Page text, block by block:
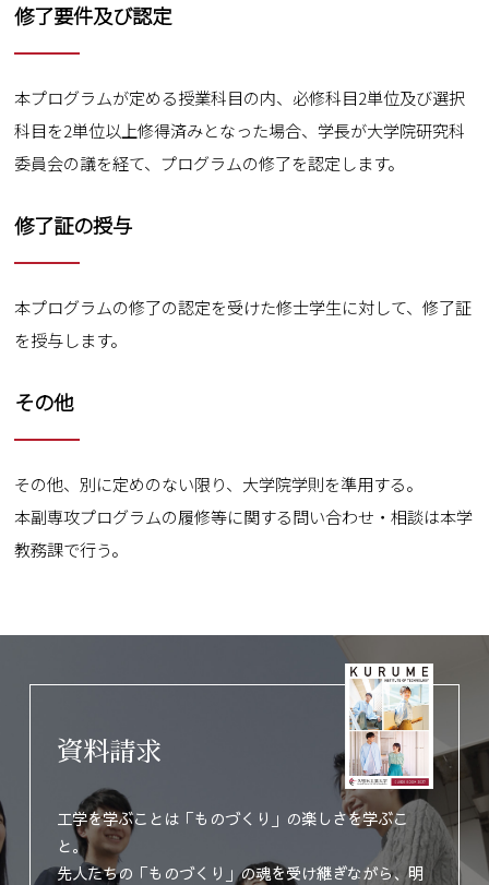
修了要件及び認定
本プログラムが定める授業科目の内、必修科目2単位及び選択
科目を2単位以上修得済みとなった場合、学長が大学院研究科
委員会の議を経て、プログラムの修了を認定します。
修了証の授与
本プログラムの修了の認定を受けた修士学生に対して、修了証
を授与します。
その他
その他、別に定めのない限り、大学院学則を準用する。
本副専攻プログラムの履修等に関する問い合わせ・相談は本学
教務課で行う。
資料請求
工学を学ぶことは「ものづくり」の楽しさを学ぶこ
と。
先人たちの「ものづくり」の魂を受け継ぎながら、明